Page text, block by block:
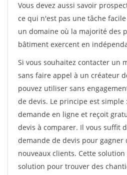
Vous devez aussi savoir
ce qui n'est pas une tâche
un domaine où la majorité des
bâtiment exercent en
Si vous souhaitez contacter un
sans faire appel à un créateur
pouvez utiliser sans
de devis. Le principe est
demande en ligne et reçoit
devis à comparer. Il vous suffit
demande de devis pour gagner
nouveaux clients. Cette
solution pour trouver des